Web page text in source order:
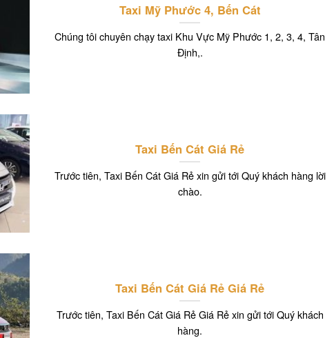
Taxi Mỹ Phước 4, Bến Cát
Chúng tôi chuyên chạy taxi Khu Vực Mỹ Phước 1, 2, 3, 4, Tân
Định,.
Taxi Bến Cát Giá Rẻ
Trước tiên, Taxi Bến Cát Giá Rẻ xin gửi tới Quý khách hàng lời
chào.
Taxi Bến Cát Giá Rẻ Giá Rẻ
Trước tiên, Taxi Bến Cát Giá Rẻ Giá Rẻ xin gửi tới Quý khách
hàng.